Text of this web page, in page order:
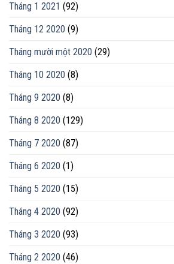
Tháng 1 2021 (92)
Tháng 12 2020 (9)
Tháng mười một 2020 (29)
Tháng 10 2020 (8)
Tháng 9 2020 (8)
Tháng 8 2020 (129)
Tháng 7 2020 (87)
Tháng 6 2020 (1)
Tháng 5 2020 (15)
Tháng 4 2020 (92)
Tháng 3 2020 (93)
Tháng 2 2020 (46)